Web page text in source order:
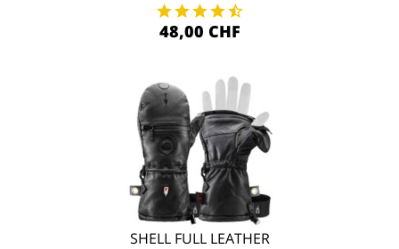
48,00 CHF
SHELL FULL LEATHER